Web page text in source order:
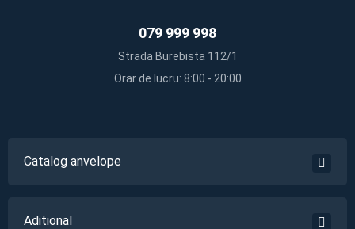
079 999 998
Strada Burebista 112/1
Orar de lucru: 8:00 - 20:00
Catalog anvelope
Aditional